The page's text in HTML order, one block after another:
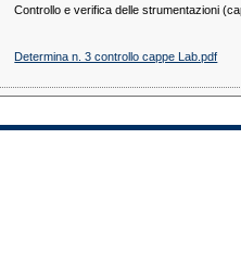
Controllo e verifica delle strumentazioni
Determina n. 3 controllo cappe Lab.pdf